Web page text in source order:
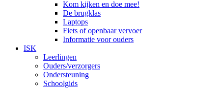
Kom kijken en doe mee!
De brugklas
Laptops
Fiets of openbaar vervoer
Informatie voor ouders
ISK
Leerlingen
Ouders/verzorgers
Ondersteuning
Schoolgids